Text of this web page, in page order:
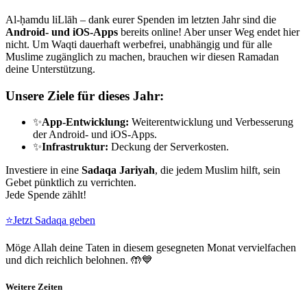
Al-ḥamdu liLlāh – dank eurer Spenden im letzten Jahr sind die
Android- und iOS-Apps bereits online! Aber unser Weg endet hier
nicht. Um Waqti dauerhaft werbefrei, unabhängig und für alle
Muslime zugänglich zu machen, brauchen wir diesen Ramadan
deine Unterstützung.
Unsere Ziele für dieses Jahr:
✨App-Entwicklung: Weiterentwicklung und Verbesserung
der Android- und iOS-Apps.
✨Infrastruktur: Deckung der Serverkosten.
Investiere in eine Sadaqa Jariyah, die jedem Muslim hilft, sein
Gebet pünktlich zu verrichten.
Jede Spende zählt!
⭐Jetzt Sadaqa geben
Möge Allah deine Taten in diesem gesegneten Monat vervielfachen
und dich reichlich belohnen. 🤲💙
Weitere Zeiten